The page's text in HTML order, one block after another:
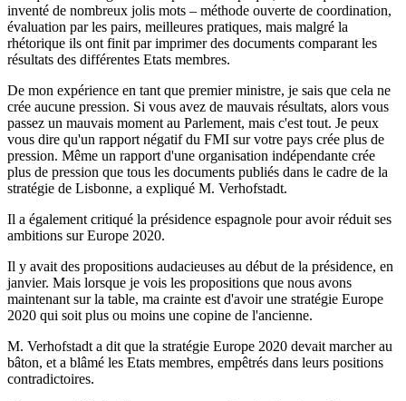
inventé de nombreux jolis mots – méthode ouverte de coordination,
évaluation par les pairs, meilleures pratiques, mais malgré la
rhétorique ils ont finit par imprimer des documents comparant les
résultats des différentes Etats membres.
De mon expérience en tant que premier ministre, je sais que cela ne
crée aucune pression. Si vous avez de mauvais résultats, alors vous
passez un mauvais moment au Parlement, mais c'est tout. Je peux
vous dire qu'un rapport négatif du FMI sur votre pays crée plus de
pression. Même un rapport d'une organisation indépendante crée
plus de pression que tous les documents publiés dans le cadre de la
stratégie de Lisbonne, a expliqué M. Verhofstadt.
Il a également critiqué la présidence espagnole pour avoir réduit ses
ambitions sur Europe 2020.
Il y avait des propositions audacieuses au début de la présidence, en
janvier. Mais lorsque je vois les propositions que nous avons
maintenant sur la table, ma crainte est d'avoir une stratégie Europe
2020 qui soit plus ou moins une copine de l'ancienne.
M. Verhofstadt a dit que la stratégie Europe 2020 devait marcher au
bâton, et a blâmé les Etats membres, empêtrés dans leurs positions
contradictoires.